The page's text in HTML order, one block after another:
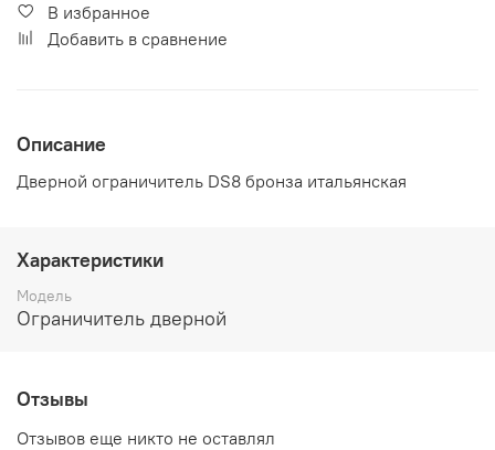
В избранное
Добавить в сравнение
Описание
Дверной ограничитель DS8 бронза итальянская
Характеристики
Модель
Ограничитель дверной
Отзывы
Отзывов еще никто не оставлял